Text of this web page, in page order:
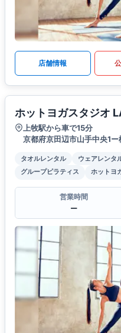
店舗情報
ホットヨガスタジオ
上牧駅から車で15分
京都府京田辺市山手中央1
タオルレンタル ウェアレンタ
グループピラティス
ホットヨ
営業時間
ー